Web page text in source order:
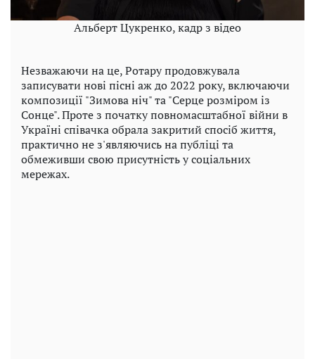
Альберт Цукренко, кадр з відео
Незважаючи на це, Ротару продовжувала
записувати нові пісні аж до 2022 року, включаючи
композиції "Зимова ніч" та "Серце розміром із
Сонце". Проте з початку повномасштабної війни в
Україні співачка обрала закритий спосіб життя,
практично не з'являючись на публіці та
обмеживши свою присутність у соціальних
мережах.